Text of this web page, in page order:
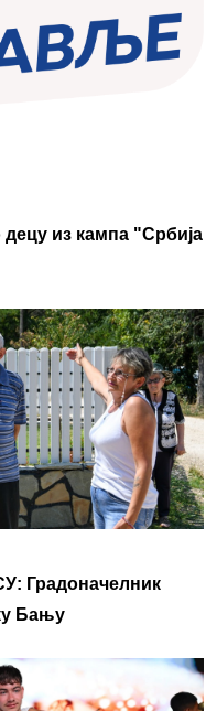
из кампа "Србија
Градоначелник
Бању